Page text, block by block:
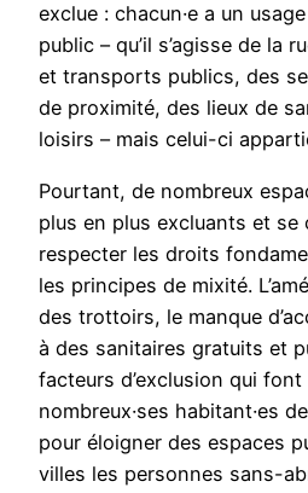
exclue : chacun·e a un
public – qu’il s’agisse de la
et transports publics, des
de proximité, des lieux de
loisirs – mais celui-ci
Pourtant, de nombreux
plus en plus excluants et
respecter les droits
les principes de mixité.
des trottoirs, le manque
à des sanitaires gratuits et
facteurs d’exclusion qui
nombreux·ses habitant·es
pour éloigner des espaces
villes les personnes sans-